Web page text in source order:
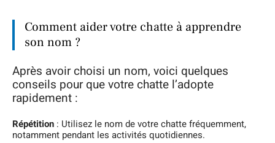
Comment aider votre chatte à apprendre
son nom ?
Après avoir choisi un nom, voici quelques
conseils pour que votre chatte l’adopte
rapidement :
Répétition : Utilisez le nom de votre chatte fréquemment,
notamment pendant les activités quotidiennes.